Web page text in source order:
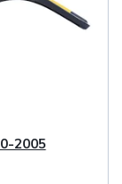
2005